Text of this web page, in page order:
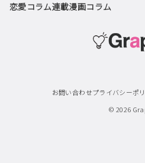
恋愛コラム連載漫画コラム
お問い合わせプライバシーポ
© 2026